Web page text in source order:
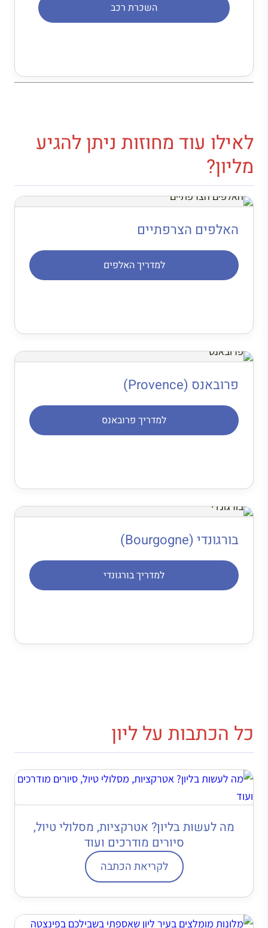
השכרת רכב
לאילו עוד מחוזות ניתן להגיע
מליון?
האלפים הצרפתיים
למדריך האלפים
פרובאנס (Provence)
למדריך פרובאנס
בורגונדי (Bourgogne)
למדריך בורגונדי
כל הכתבות על ליון
מה לעשות בליון? אטרקציות, מסלולי טיול,
סיורים מודרכים ועוד
לקריאת הכתבה